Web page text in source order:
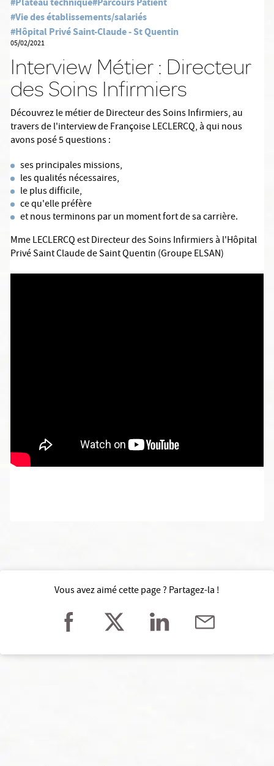
#Vie des établissements/salariés
#Hôpital Privé Saint-Claude - St Quentin
05/02/2021
Interview Métier : Directeur
des Soins Infirmiers
Découvrez le métier de Directeur des Soins Infirmiers, au
travers de l'interview de Françoise LECLERCQ, à qui nous
avons posé 5 questions :
ses principales missions,
les qualités nécessaires,
le plus difficile,
ce qu'elle préfère
et nous terminons par un moment fort de sa carrière.
Mme LECLERCQ est Directeur des Soins Infirmiers à l'Hôpital
Privé Saint Claude de Saint Quentin (Groupe ELSAN)
Vous avez aimé cette page ? Partagez-la !